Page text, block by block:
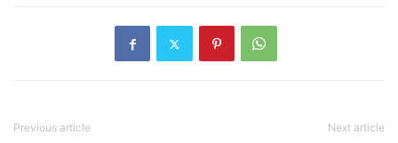
Previous article Next article